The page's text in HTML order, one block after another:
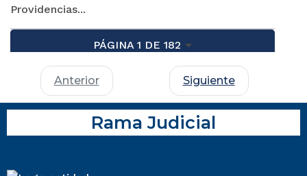
Providencias...
PÁGINA 1 DE 182
Anterior Siguiente
Rama Judicial